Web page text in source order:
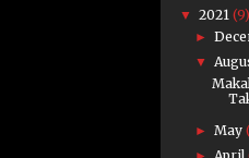
▼ 2021 (9)
►
▼
►May